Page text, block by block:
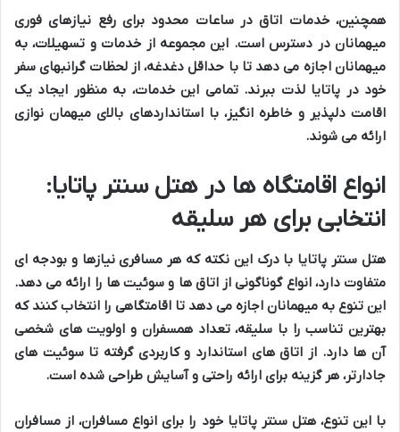
همچنین،خدمات اتاقدرساعات محدود برایرفع نیازهای فوری
میهماناندر دسترس است. این مجموعه از خدمات و تسهیلات، به
میهماناناجازه می دهد تا با حداقل دغدغه، ازلحظات گرانبهای سفر
خود در پاتایا لذت ببرند. تمامی این خدمات، به منظور ایجاد یک
اقامت دلپذیر و خاطره انگیز، بااستانداردهای بالای میهمان نوازی
ارائه می شوند.
انواع اقامتگاه ها در هتل سنتر پاتایا:
انتخابی برای هر سلیقه
هتل سنتر پاتایا با درک این نکته که هر مسافرینیازها وبودجه ای
متفاوت دارد،انواع گوناگونی از اتاق ها و سوئیت ها را ارائه می دهد.
این تنوع به میهمانان اجازه می دهد تا اقامتگاهی را انتخاب کنند که
بهترین تناسب را با سلیقه،تعداد همسفران و اولویت های شخصی
آن ها دارد. از اتاق های استاندارد وکاربردی گرفته تاسوئیت های
جادارتر، هر گزینه برای ارائه راحتی و آسایش طراحی شده است.
با اینتنوع،هتل سنتر پاتایا خود را برای انواع مسافران، از مسافران